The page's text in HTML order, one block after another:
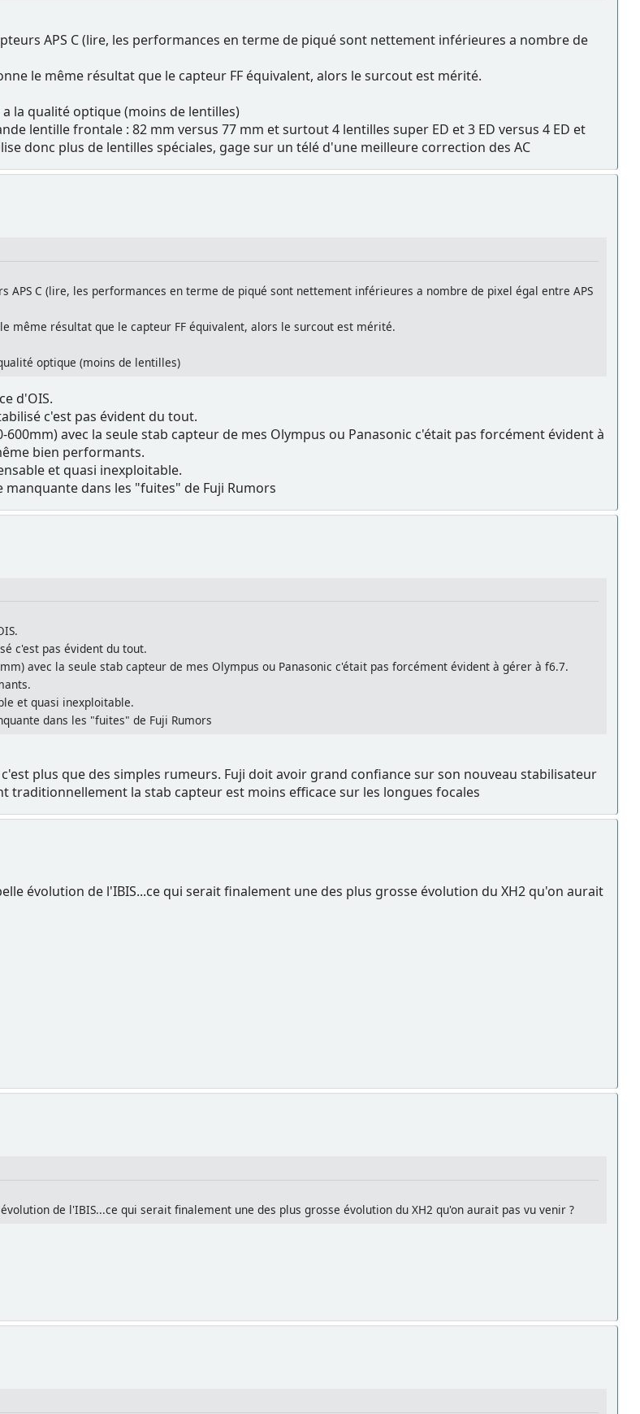
APS C (lire, les performances en terme de piqué sont nettement inférieures a nombre de
le même résultat que le capteur FF équivalent, alors le surcout est mérité.
la qualité optique (moins de lentilles)
lentille frontale : 82 mm versus 77 mm et surtout 4 lentilles super ED et 3 ED versus 4 ED et
donc plus de lentilles spéciales, gage sur un télé d'une meilleure correction des AC
APS C (lire, les performances en terme de piqué sont nettement inférieures a nombre de pixel égal entre APS
même résultat que le capteur FF équivalent, alors le surcout est mérité.
optique (moins de lentilles)
d'OIS.
c'est pas évident du tout.
600mm) avec la seule stab capteur de mes Olympus ou Panasonic c'était pas forcément évident à
bien performants.
et quasi inexploitable.
dans les "fuites" de Fuji Rumors
c'est pas évident du tout.
avec la seule stab capteur de mes Olympus ou Panasonic c'était pas forcément évident à gérer à f6.7.
et quasi inexploitable.
dans les "fuites" de Fuji Rumors
plus que des simples rumeurs. Fuji doit avoir grand confiance sur son nouveau stabilisateur
traditionnellement la stab capteur est moins efficace sur les longues focales
évolution de l'IBIS...ce qui serait finalement une des plus grosse évolution du XH2 qu'on aurait
de l'IBIS...ce qui serait finalement une des plus grosse évolution du XH2 qu'on aurait pas vu venir ?